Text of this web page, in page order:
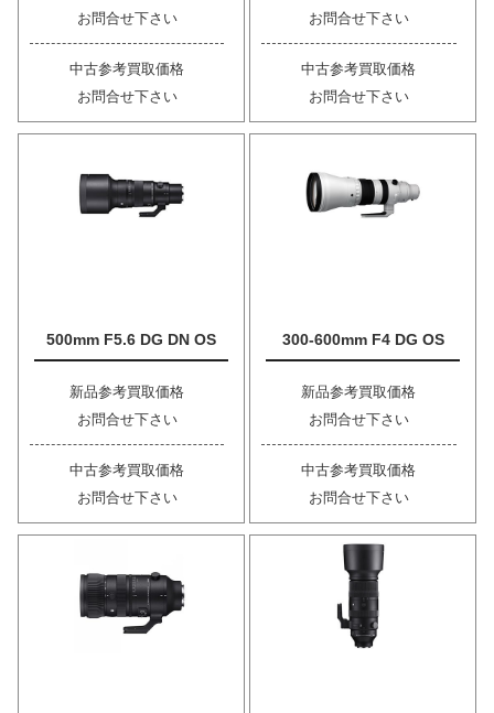
お問合せ下さい
中古参考買取価格
お問合せ下さい
お問合せ下さい
中古参考買取価格
お問合せ下さい
500mm F5.6 DG DN OS
新品参考買取価格
お問合せ下さい
中古参考買取価格
お問合せ下さい
300-600mm F4 DG OS
新品参考買取価格
お問合せ下さい
中古参考買取価格
お問合せ下さい